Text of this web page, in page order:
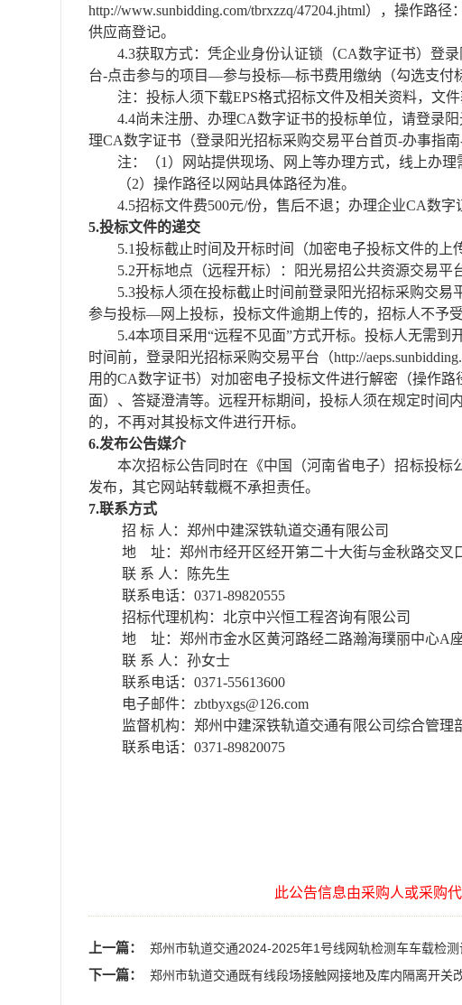
http://www.sunbidding.com/tbrxzzq/47204.jhtml），操作
供应商登记。
4.3获取方式：凭企业身份认证锁（CA数字证书）登
台-点击参与的项目—参与投标—标书费用缴纳（勾选支付
注：投标人须下载EPS格式招标文件及相关资料，文
4.4尚未注册、办理CA数字证书的投标单位，请登录阳
理CA数字证书（登录阳光招标采购交易平台首页-办事指南
注：（1）网站提供现场、网上等办理方式，线上办
（2）操作路径以网站具体路径为准。
4.5招标文件费500元/份，售后不退；办理企业CA数字
5.投标文件的递交
5.1投标截止时间及开标时间（加密电子投标文件的上
5.2开标地点（远程开标）：阳光易招公共资源交易平
5.3投标人须在投标截止时间前登录阳光招标采购交易
参与投标—网上投标，投标文件逾期上传的，招标人不予受
5.4本项目采用“远程不见面”方式开标。投标人无需
时间前，登录阳光招标采购交易平台（http://
用的CA数字证书）对加密电子投标文件进行解密（操作
面）、答疑澄清等。远程开标期间，投标人须在规定时间
的，不再对其投标文件进行开标。
6.发布公告媒介
本次招标公告同时在 《中国（河南省电子）招标投标
发布，其它网站转载概不承担责任。
7.联系方式
招 标 人：郑州中建深铁轨道交通有限公司
地
址：郑州市经开区经开第二十大街与金秋路交叉
联 系 人：陈先生
联系电话： 0371-89820555
招标代理机构： 北京中兴恒工程咨询有限公司
地
址： 郑州市金水区黄河路经二路瀚海璞丽中心A
联 系 人：孙女士
联系电话： 0371-55613600
电子邮件： zbtbyxgs@126.com
监督机构：郑州中建深铁轨道交通有限公司综合管理
联系电话： 0371-89820075
2024年04
此公告信息由采购人或采购
上一篇： 郑州市轨道交通2024-2025年1号线网轨检测车车载检
下一篇： 郑州市轨道交通既有线段场接触网接地及库内隔离开关